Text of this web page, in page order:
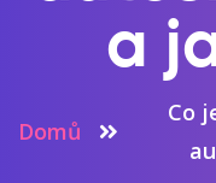
a
Domů
Co